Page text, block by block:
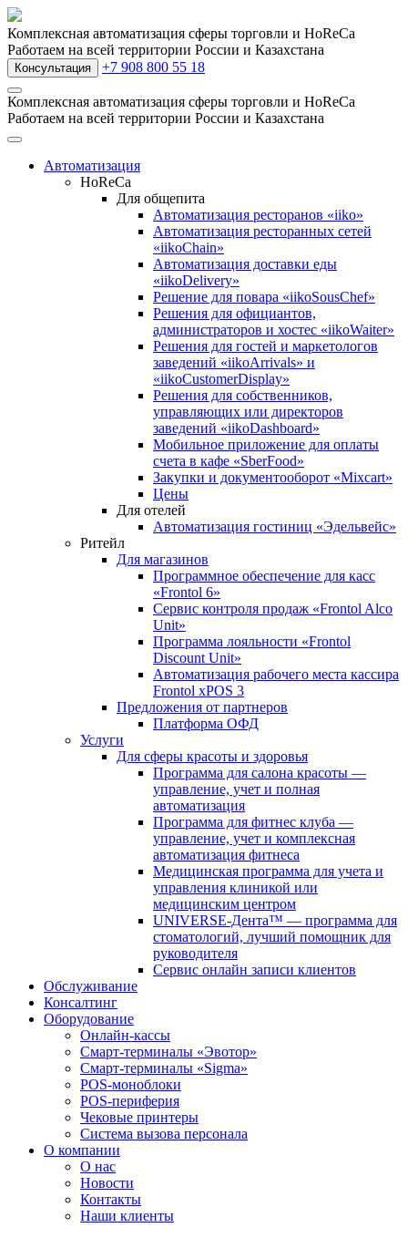
Комплексная автоматизация сферы торговли и HoReCa
Работаем на всей территории России и Казахстана
Консультация +7 908 800 55 18
Комплексная автоматизация сферы торговли и HoReCa
Работаем на всей территории России и Казахстана
Автоматизация
HoReCa
Для общепита
Автоматизация ресторанов «iiko»
Автоматизация ресторанных сетей
«iikoChain»
Автоматизация доставки еды
«iikoDelivery»
Решение для повара «iikoSousChef»
Решения для официантов,
администраторов и хостес «iikoWaiter»
Решения для гостей и маркетологов
заведений «iikoArrivals» и
«iikoCustomerDisplay»
Решения для собственников,
управляющих или директоров
заведений «iikoDashboard»
Мобильное приложение для оплаты
счета в кафе «SberFood»
Закупки и документооборот «Mixcart»
Цены
Для отелей
Автоматизация гостиниц «Эдельвейс»
Ритейл
Для магазинов
Программное обеспечение для касс
«Frontol 6»
Сервис контроля продаж «Frontol Alco
Unit»
Программа лояльности «Frontol
Discount Unit»
Автоматизация рабочего места кассира
Frontol xPOS 3
Предложения от партнеров
Платформа ОФД
Услуги
Для сферы красоты и здоровья
Программа для салона красоты —
управление, учет и полная
автоматизация
Программа для фитнес клуба —
управление, учет и комплексная
автоматизация фитнеса
Медицинская программа для учета и
управления клиникой или
медицинским центром
UNIVERSE-Дента™ — программа для
стоматологий, лучший помощник для
руководителя
Сервис онлайн записи клиентов
Обслуживание
Консалтинг
Оборудование
Онлайн-кассы
Смарт-терминалы «Эвотор»
Смарт-терминалы «Sigma»
POS-моноблоки
POS-периферия
Чековые принтеры
Система вызова персонала
О компании
О нас
Новости
Контакты
Наши клиенты